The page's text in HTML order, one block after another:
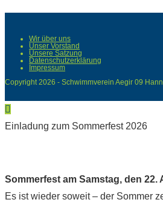
Wir über uns
Unser Vorstand
Unsere Satzung
Datenschutzerklärung
Impressum
Copyright 2026 - Schwimmverein Aegir 09
Einladung zum Sommerfest 2026
Sommerfest am Samstag, den
Es ist wieder soweit – der Sommer